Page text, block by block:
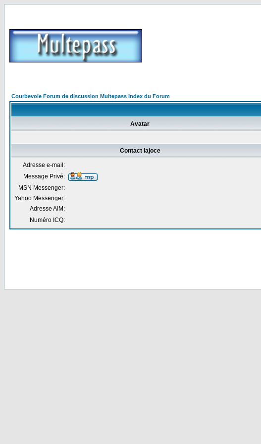
Courbevoie Forum de discussion Multepass Index du Forum
Avatar
Contact lajoce
Adresse e-mail:
Message Privé:
MSN Messenger:
Yahoo Messenger:
Adresse AIM:
Numéro ICQ: